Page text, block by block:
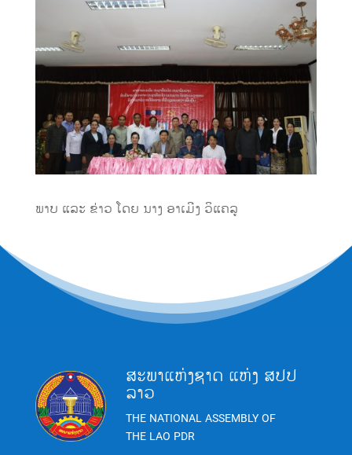
ພາບ ແລະ ຂ່າວ ໂດຍ ນາງ ອາເມີງ ວິແຄລູ
ສະພາແຫ່ງຊາດ ແຫ່ງ ສປປ
ລາວ
THE NATIONAL ASSEMBLY OF
THE LAO PDR